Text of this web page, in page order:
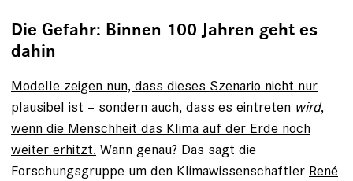
Die Gefahr: Binnen 100 Jahren geht es
dahin
Modelle zeigen nun, dass dieses Szenario nicht nur
plausibel ist – sondern auch, dass es eintreten wird,
wenn die Menschheit das Klima auf der Erde noch
weiter erhitzt. Wann genau? Das sagt die
Forschungsgruppe um den Klimawissenschaftler René